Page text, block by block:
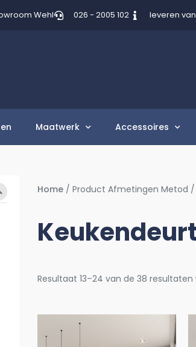
Wehl 026 - 2005 102 leveren
Maatwerk Accessoires
Home / Product Afmetingen Metod /
Resultaat 13–24 van de 38